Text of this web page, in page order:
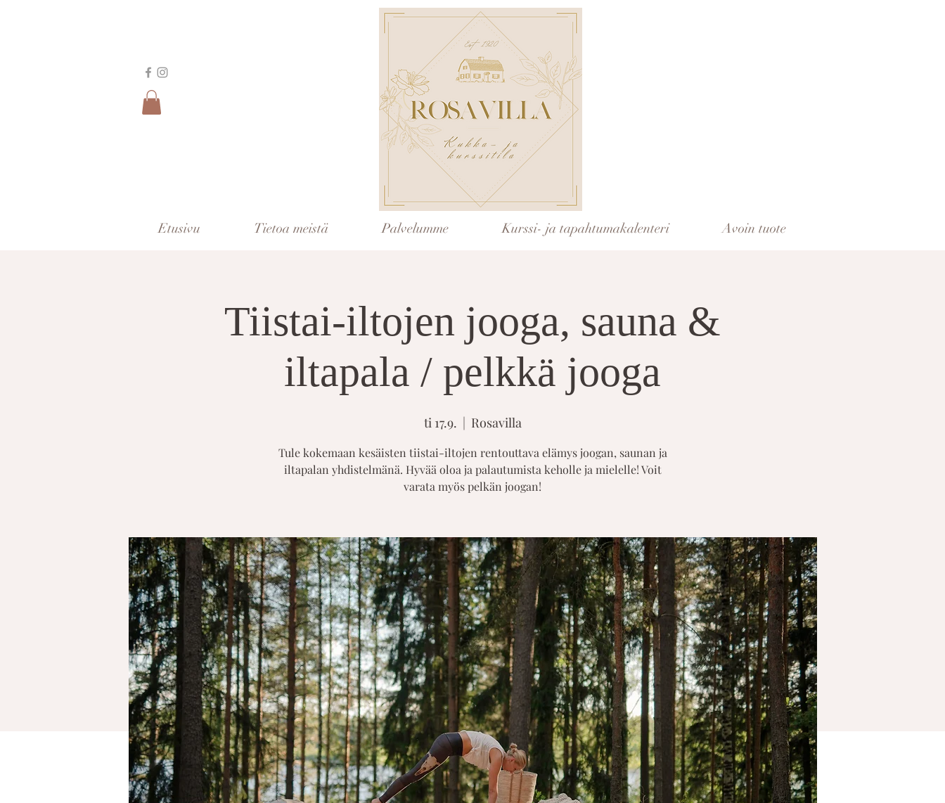
Etusivu Tietoa meistä Palvelumme Kurssi- ja tapahtumakalenteri Avoin tuote
Tiistai-iltojen jooga, sauna &
iltapala / pelkkä jooga
ti 17.9.
  |
Rosavilla
Tule kokemaan kesäisten tiistai-iltojen rentouttava elämys joogan, saunan ja
iltapalan yhdistelmänä. Hyvää oloa ja palautumista keholle ja mielelle! Voit
varata myös pelkän joogan!